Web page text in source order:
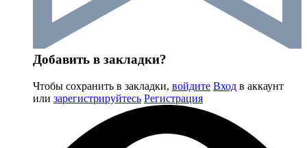
Добавить в закладки?
Чтобы сохранить в закладки, войдите Вход в аккаунт
или зарегистрируйтесь Регистрация